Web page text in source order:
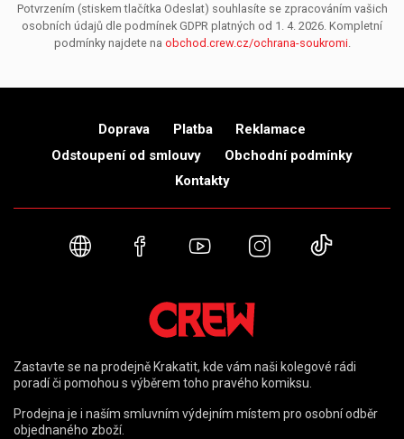
Potvrzením (stiskem tlačítka Odeslat) souhlasíte se zpracováním vašich
osobních údajů dle podmínek GDPR platných od 1. 4. 2026. Kompletní
podmínky najdete na obchod.crew.cz/ochrana-soukromi.
Doprava Platba
Reklamace
Odstoupení od smlouvy
Obchodní podmínky
Kontakty
Webové stránky
FacebookYouTubeInstagram
Zastavte se na prodejně Krakatit, kde vám naši kolegové rádi
poradí či pomohou s výběrem toho pravého komiksu.
Prodejna je i naším smluvním výdejním místem pro osobní odběr
objednaného zboží.